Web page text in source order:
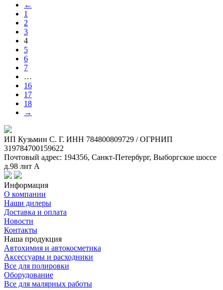
←
1
2
3
4
5
6
7
…
16
17
18
→
ИП Кузьмин C. Г. ИНН 784800809729 / ОГРНИП
319784700159622
Почтовый адрес: 194356, Санкт-Петербург, Выборгское шоссе
д.98 лит А
Информация
О компании
Наши дилеры
Доставка и оплата
Новости
Контакты
Наша продукция
Автохимия и автокосметика
Аксессуары и расходники
Все для полировки
Оборудование
Все для малярных работы